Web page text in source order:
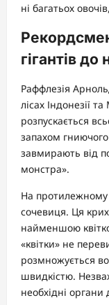
ні багатьох
гігантів
Раффлезія
лісах Індонезії
розпускається
запахом гниючого
завмирають від
монстра».
На протилежному
сочевиця. Ця
найменшою
«квітки» не
розмножується
швидкістю.
необхідні